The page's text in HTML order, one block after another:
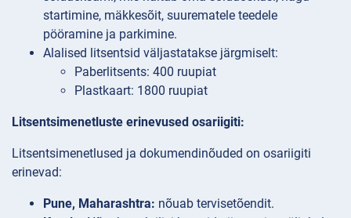
startimine, mäkkesõit, suurematele teedele
pööramine ja parkimine.
Alalised litsentsid väljastatakse järgmiselt:
Paberlitsents: 400 ruupiat
Plastkaart: 1800 ruupiat
Litsentsimenetluste erinevused osariigiti:
Litsentsimenetlused ja dokumendinõuded on osariigiti
erinevad:
Pune, Maharashtra: nõuab tervisetõendit.